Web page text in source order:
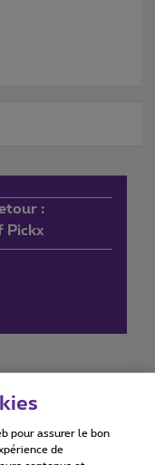
:
Pickx
statement
pour assurer le bon
de